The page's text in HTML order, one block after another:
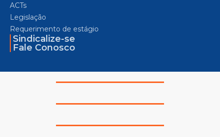
ACTs
Legislação
Requerimento de estágio
Sindicalize-se
Fale Conosco